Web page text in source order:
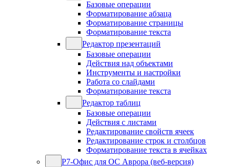
Базовые операции
Форматирование абзаца
Форматирование страницы
Форматирование текста
Редактор презентаций
Базовые операции
Действия над объектами
Инструменты и настройки
Работа со слайдами
Форматирование текста
Редактор таблиц
Базовые операции
Действия с листами
Редактирование свойств ячеек
Редактирование строк и столбцов
Форматирование текста в ячейках
Р7-Офис для ОС Аврора (веб-версия)